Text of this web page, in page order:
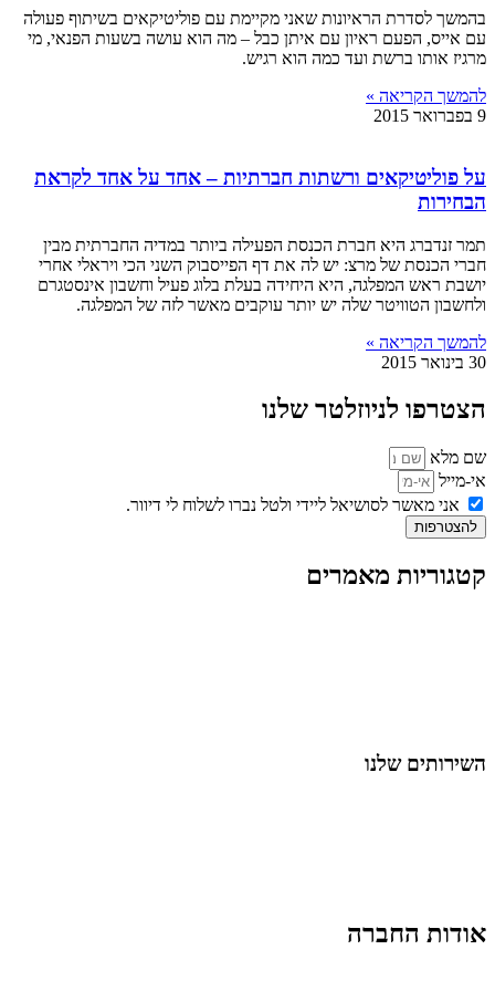
בהמשך לסדרת הראיונות שאני מקיימת עם פוליטיקאים בשיתוף פעולה
עם אייס, הפעם ראיון עם איתן כבל – מה הוא עושה בשעות הפנאי, מי
מרגיז אותו ברשת ועד כמה הוא רגיש.
להמשך הקריאה »
9 בפברואר 2015
על פוליטיקאים ורשתות חברתיות – אחד על אחד לקראת
הבחירות
תמר זנדברג היא חברת הכנסת הפעילה ביותר במדיה החברתית מבין
חברי הכנסת של מרצ: יש לה את דף הפייסבוק השני הכי ויראלי אחרי
יושבת ראש המפלגה, היא היחידה בעלת בלוג פעיל וחשבון אינסטגרם
ולחשבון הטוויטר שלה יש יותר עוקבים מאשר לזה של המפלגה.
להמשך הקריאה »
30 בינואר 2015
הצטרפו לניוזלטר שלנו
שם מלא
אי-מייל
אני מאשר לסושיאל ליידי ולטל נברו לשלוח לי דיוור.
להצטרפות
קטגוריות מאמרים
השירותים שלנו
אודות החברה